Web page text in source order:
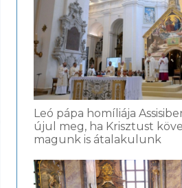
Leó pápa homíliája
újul meg, ha Krisztust
magunk is átalakulunk